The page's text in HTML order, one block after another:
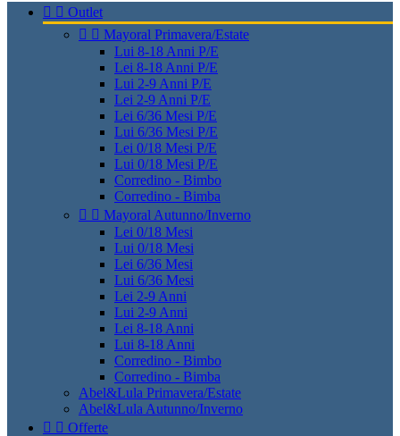
  Outlet
  Mayoral Primavera/Estate
Lui 8-18 Anni P/E
Lei 8-18 Anni P/E
Lui 2-9 Anni P/E
Lei 2-9 Anni P/E
Lei 6/36 Mesi P/E
Lui 6/36 Mesi P/E
Lei 0/18 Mesi P/E
Lui 0/18 Mesi P/E
Corredino - Bimbo
Corredino - Bimba
  Mayoral Autunno/Inverno
Lei 0/18 Mesi
Lui 0/18 Mesi
Lei 6/36 Mesi
Lui 6/36 Mesi
Lei 2-9 Anni
Lui 2-9 Anni
Lei 8-18 Anni
Lui 8-18 Anni
Corredino - Bimbo
Corredino - Bimba
Abel&Lula Primavera/Estate
Abel&Lula Autunno/Inverno
  Offerte